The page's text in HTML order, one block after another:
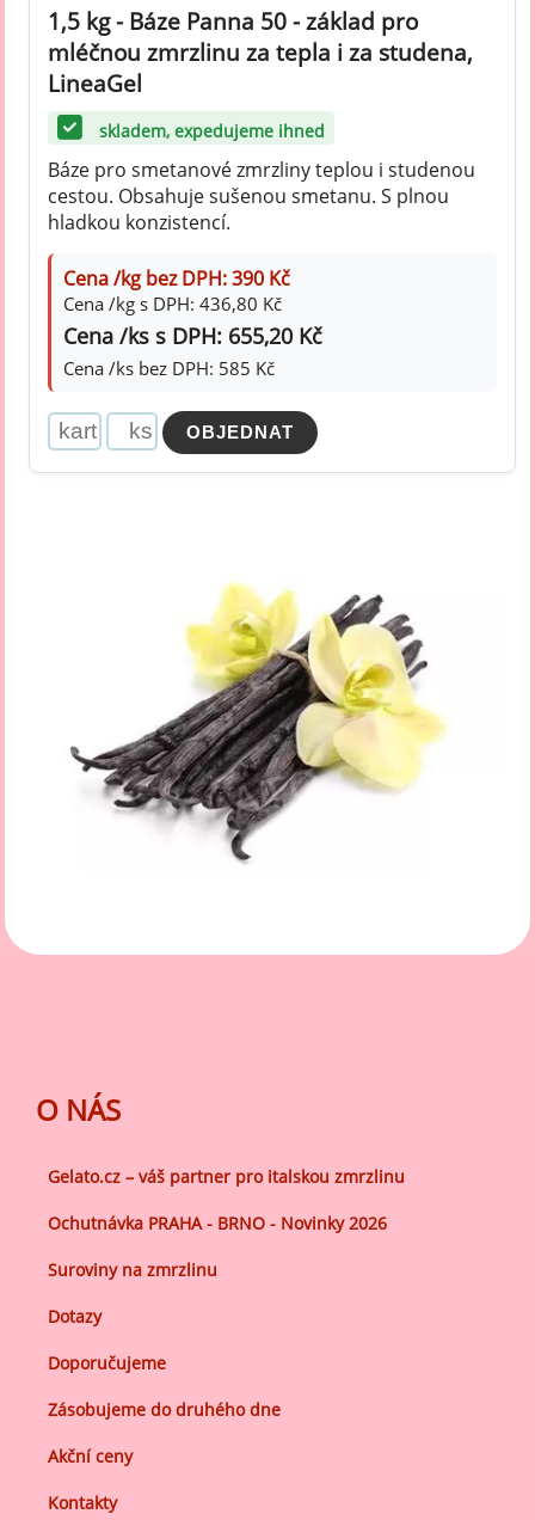
1,5 kg - Báze Panna 50 - základ pro
mléčnou zmrzlinu za tepla i za studena,
LineaGel
skladem, expedujeme ihned
Báze pro smetanové zmrzliny teplou i studenou
cestou. Obsahuje sušenou smetanu. S plnou
hladkou konzistencí.
Cena /kg bez DPH: 390 Kč
Cena /kg s DPH: 436,80 Kč
Cena /ks s DPH: 655,20 Kč
Cena /ks bez DPH: 585 Kč
O NÁS
Gelato.cz – váš partner pro italskou zmrzlinu
Ochutnávka PRAHA - BRNO - Novinky 2026
Suroviny na zmrzlinu
Dotazy
Doporučujeme
Zásobujeme do druhého dne
Akční ceny
Kontakty